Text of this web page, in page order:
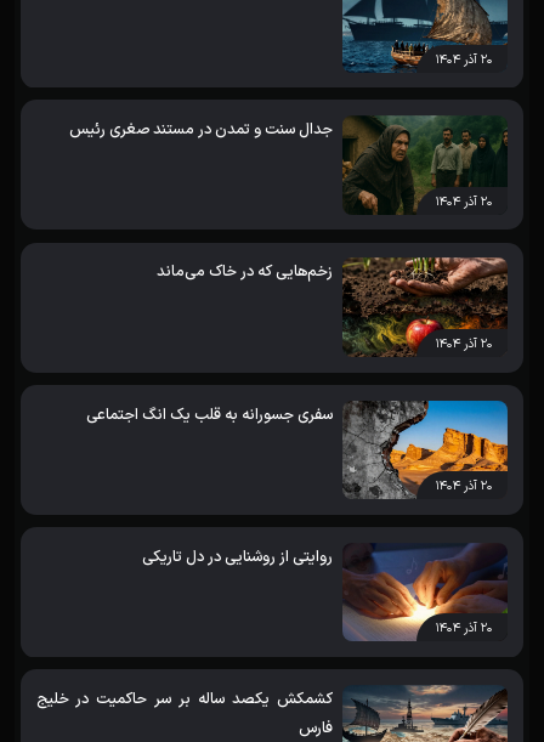
۲۰ آذر ۱۴۰۴
۲۰ آذر ۱۴۰۴
جدال سنت و تمدن در مستند صغری رئیس
۲۰ آذر ۱۴۰۴
زخم‌هایی که در خاک می‌ماند
۲۰ آذر ۱۴۰۴
سفری جسورانه به قلب یک انگ اجتماعی
۲۰ آذر ۱۴۰۴
روایتی از روشنایی در دل تاریکی
کشمکش یکصد ساله بر سر حاکمیت در خلیج
فارس